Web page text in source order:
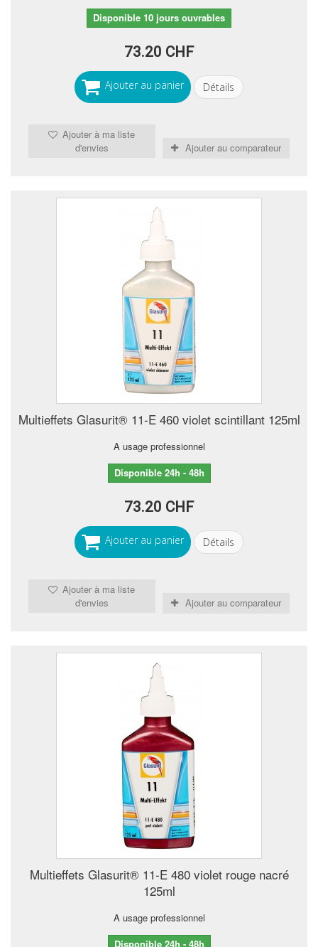
Disponible 10 jours ouvrables
73.20 CHF
Ajouter au panier Détails
Ajouter à ma liste
d'envies
Ajouter au comparateur
Multieffets Glasurit® 11-E 460 violet scintillant 125ml
A usage professionnel
Disponible 24h - 48h
73.20 CHF
Ajouter au panier Détails
Ajouter à ma liste
d'envies
Ajouter au comparateur
Multieffets Glasurit® 11-E 480 violet rouge nacré
125ml
A usage professionnel
Disponible 24h - 48h